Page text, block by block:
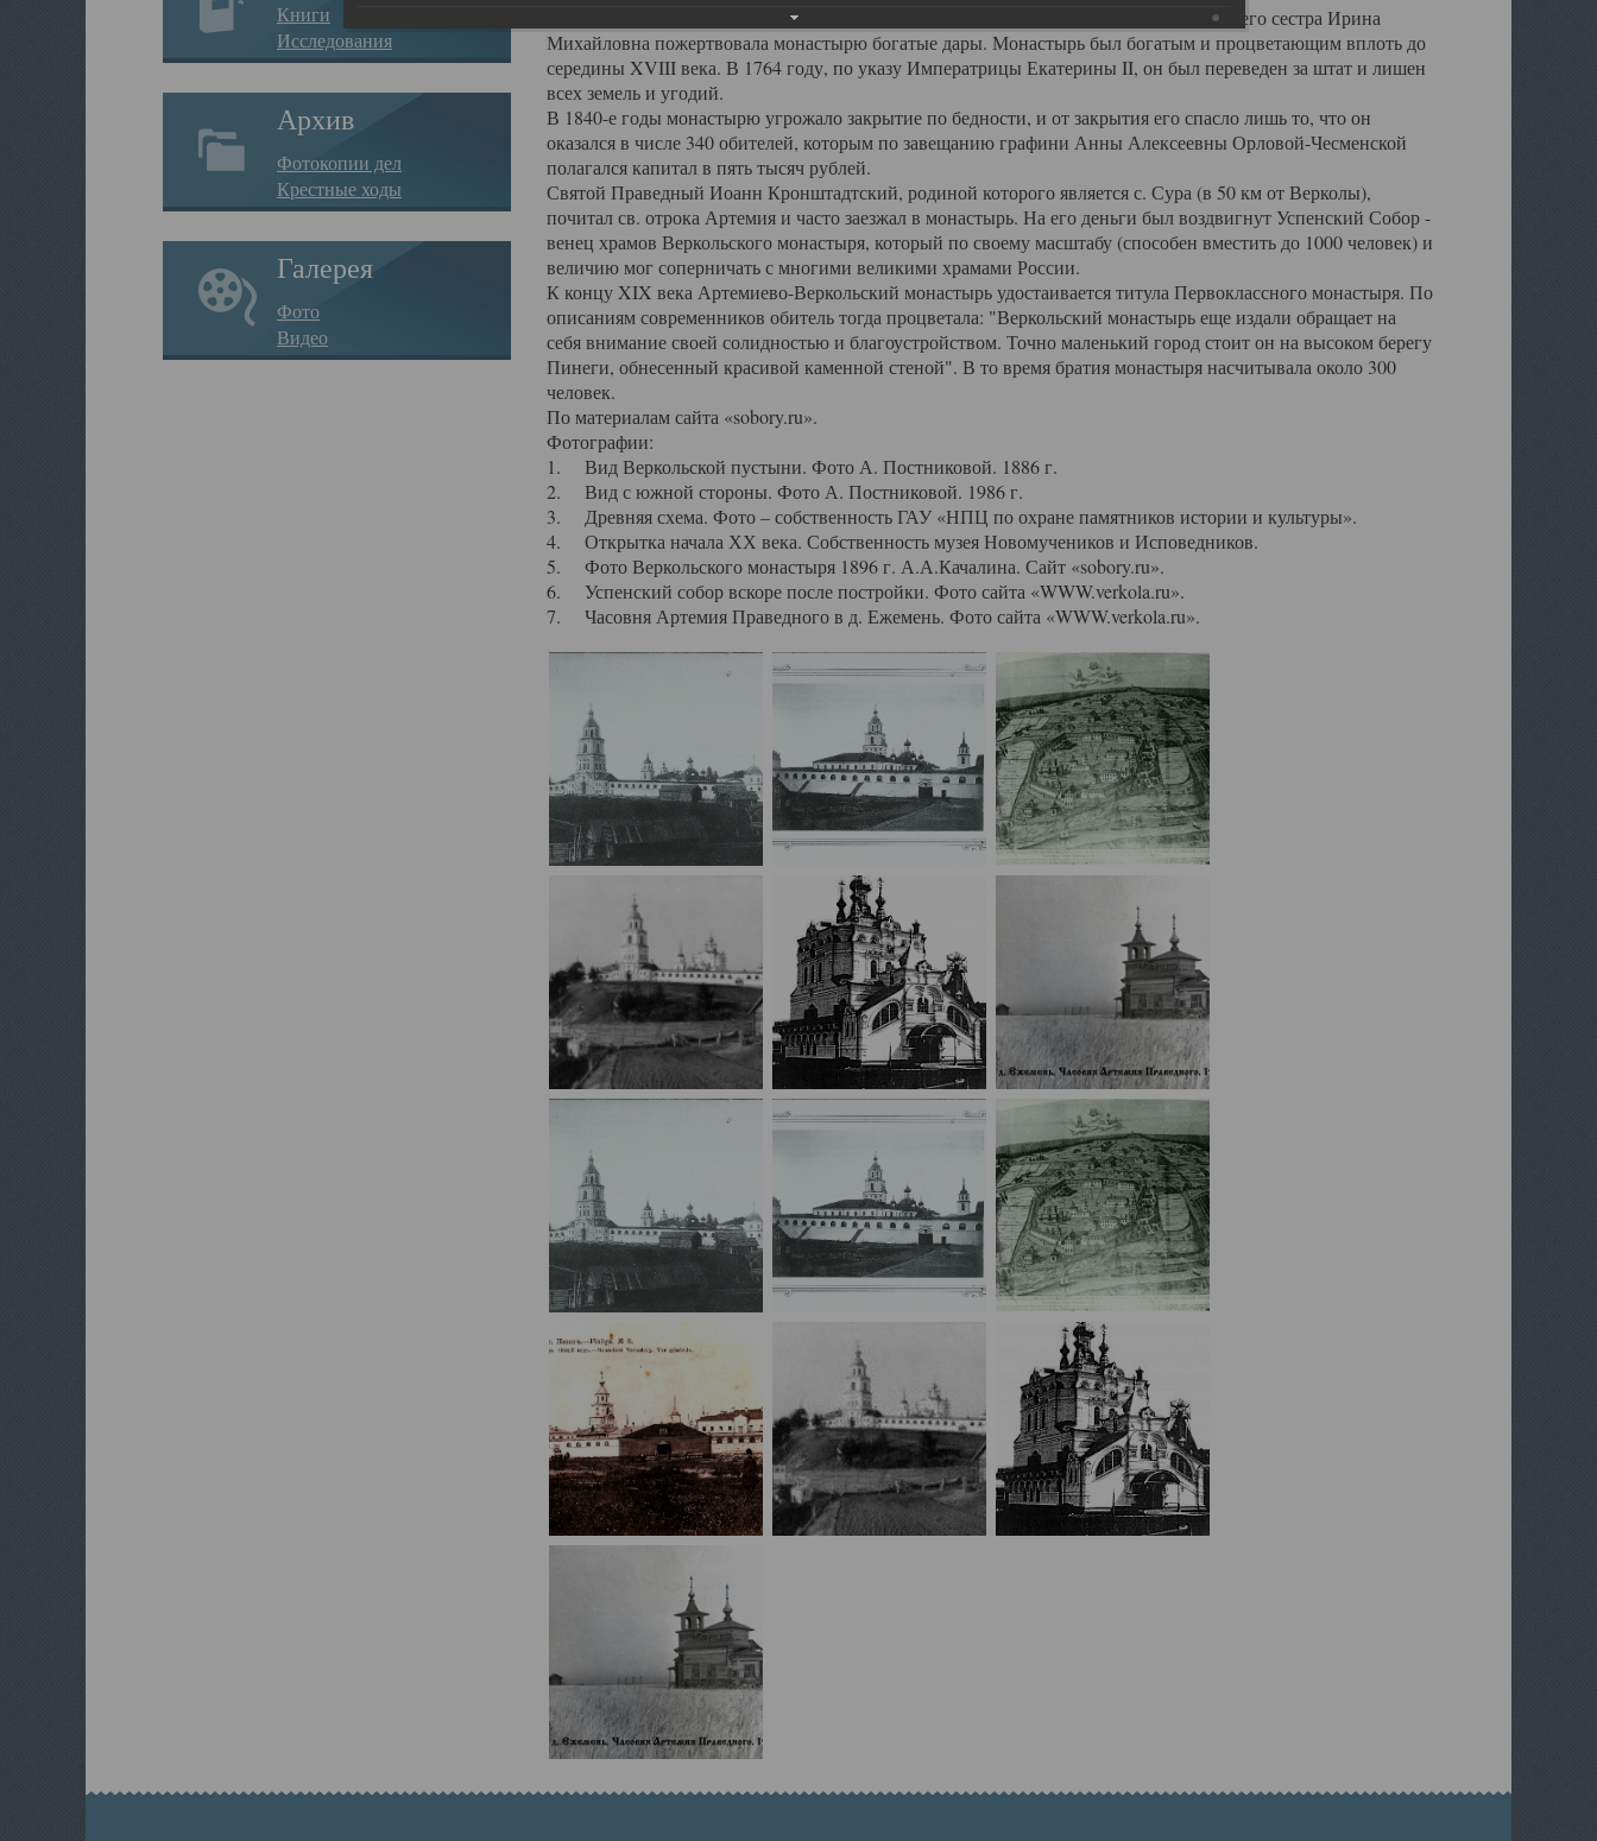
Книги
Исследования
Архив
Фотокопии дел
Крестные ходы
Галерея
Фото
Видео
В 1649 году царь Алексей Михайлович назначил монастырю жалование, а через год его сестра Ирина
Михайловна пожертвовала монастырю богатые дары. Монастырь был богатым и процветающим вплоть до
середины XVIII века. В 1764 году, по указу Императрицы Екатерины II, он был переведен за штат и лишен
всех земель и угодий.
В 1840-е годы монастырю угрожало закрытие по бедности, и от закрытия его спасло лишь то, что он
оказался в числе 340 обителей, которым по завещанию графини Анны Алексеевны Орловой-Чесменской
полагался капитал в пять тысяч рублей.
Святой Праведный Иоанн Кронштадтский, родиной которого является с. Сура (в 50 км от Верколы),
почитал св. отрока Артемия и часто заезжал в монастырь. На его деньги был воздвигнут Успенский Собор -
венец храмов Веркольского монастыря, который по своему масштабу (способен вместить до 1000 человек) и
величию мог соперничать с многими великими храмами России.
К концу XIX века Артемиево-Веркольский монастырь удостаивается титула Первоклассного монастыря. По
описаниям современников обитель тогда процветала: "Веркольский монастырь еще издали обращает на
себя внимание своей солидностью и благоустройством. Точно маленький город стоит он на высоком берегу
Пинеги, обнесенный красивой каменной стеной". В то время братия монастыря насчитывала около 300
человек.
По материалам сайта «sobory.ru».
Фотографии:
1. Вид Веркольской пустыни. Фото А. Постниковой. 1886 г.
2. Вид с южной стороны. Фото А. Постниковой. 1986 г.
3. Древняя схема. Фото – собственность ГАУ «НПЦ по охране памятников истории и культуры».
4. Открытка начала ХХ века. Собственность музея Новомучеников и Исповедников.
5. Фото Веркольского монастыря 1896 г. А.А.Качалина. Сайт «sobory.ru».
6. Успенский собор вскоре после постройки. Фото сайта «WWW.verkola.ru».
7. Часовня Артемия Праведного в д. Ежемень. Фото сайта «WWW.verkola.ru».